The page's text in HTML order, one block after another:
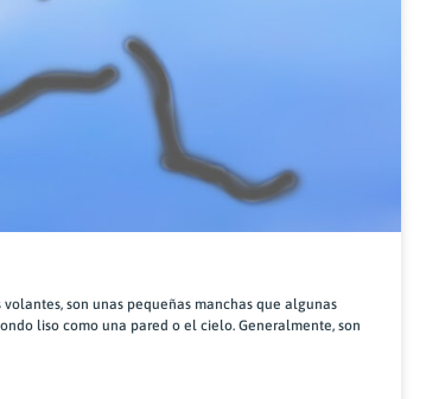
son unas pequeñas manchas que algunas
liso como una pared o el cielo. Generalmente, son